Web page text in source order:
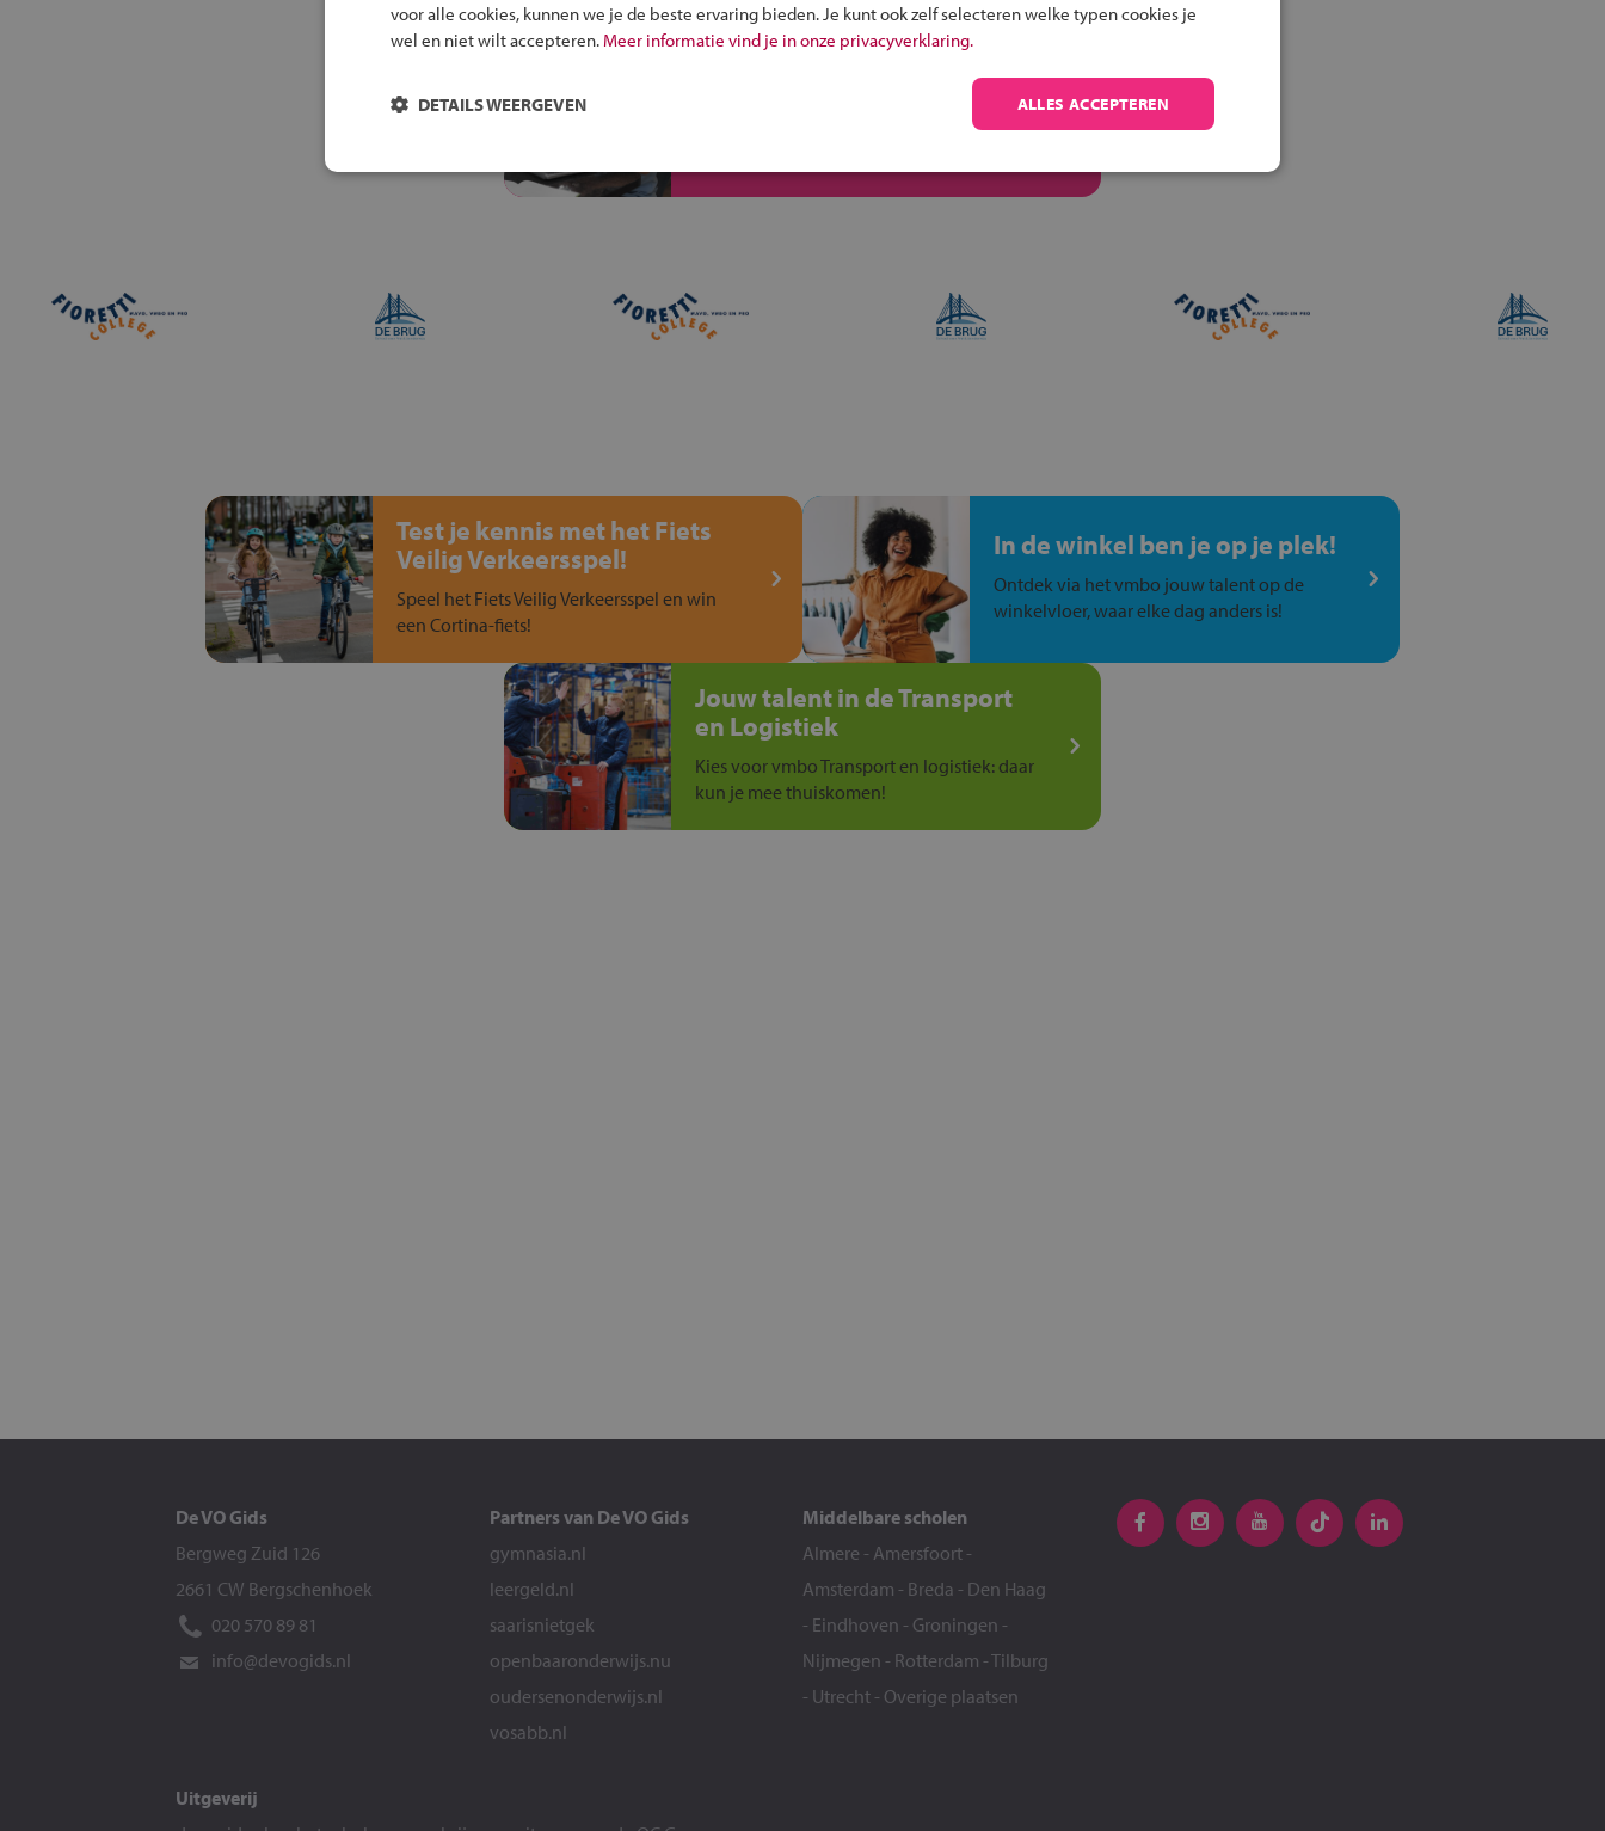
Alle informatie om je kind aan te melden bij
Test je kennis met het Fiets
Veilig Verkeersspel!
Speel het Fiets Veilig Verkeersspel en win
een Cortina-fiets!
In de winkel ben je op je plek!
Ontdek via het vmbo jouw talent op de
winkelvloer, waar elke dag anders is!
Jouw talent in de Transport
en Logistiek
Kies voor vmbo Transport en logistiek: daar
kun je mee thuiskomen!
De VO Gids
Bergweg Zuid 126
2661 CW Bergschenhoek
020 570 89 81
info@devogids.nl
Partners van De VO Gids
gymnasia.nl
leergeld.nl
saarisnietgek
openbaaronderwijs.nu
oudersenonderwijs.nl
vosabb.nl
Middelbare scholen
Almere - Amersfoort -
Amsterdam - Breda - Den Haag
- Eindhoven - Groningen -
Nijmegen - Rotterdam -Tilburg
- Utrecht - Overige plaatsen
Uitgeverij
voor alle cookies, kunnen we je de beste ervaring bieden. Je kunt ook zelf selecteren welke typen cookies je
wel en niet wilt accepteren. Meer informatie vind je in onze privacyverklaring.
ALLES ACCEPTEREN
DETAILS WEERGEVEN